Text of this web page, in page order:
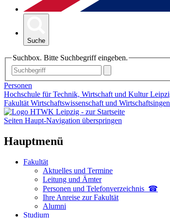
Suche
Suchbox. Bitte Suchbegriff eingeben.
Personen
Hochschule für Technik, Wirtschaft und Kultur
Fakultät Wirtschaftswissenschaft und
Seiten Haupt-Navigation überspringen
Hauptmenü
Fakultät
Aktuelles und Termine
Leitung und Ämter
Personen und Telefon­verzeichnis ☎
Ihre Anreise zur Fakultät
Alumni
Studium